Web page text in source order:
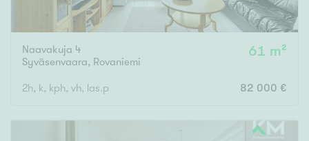
Naavakuja 4
Syväsenvaara, Rovaniemi
61 m²
2h, k, kph, vh, las.p 82 000 €